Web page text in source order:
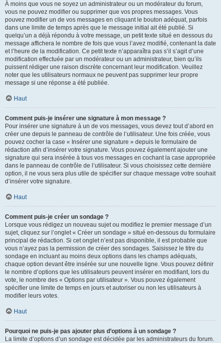
À moins que vous ne soyez un administrateur ou un modérateur du forum,
vous ne pouvez modifier ou supprimer que vos propres messages. Vous
pouvez modifier un de vos messages en cliquant le bouton adéquat, parfois
dans une limite de temps après que le message initial ait été publié. Si
quelqu’un a déjà répondu à votre message, un petit texte situé en dessous du
message affichera le nombre de fois que vous l’avez modifié, contenant la date
et l’heure de la modification. Ce petit texte n’apparaîtra pas s’il s’agit d’une
modification effectuée par un modérateur ou un administrateur, bien qu’ils
puissent rédiger une raison discrète concernant leur modification. Veuillez
noter que les utilisateurs normaux ne peuvent pas supprimer leur propre
message si une réponse a été publiée.
Haut
Comment puis-je insérer une signature à mon message ?
Pour insérer une signature à un de vos messages, vous devez tout d’abord en
créer une depuis le panneau de contrôle de l’utilisateur. Une fois créée, vous
pouvez cocher la case « Insérer une signature » depuis le formulaire de
rédaction afin d’insérer votre signature. Vous pouvez également ajouter une
signature qui sera insérée à tous vos messages en cochant la case appropriée
dans le panneau de contrôle de l’utilisateur. Si vous choisissez cette dernière
option, il ne vous sera plus utile de spécifier sur chaque message votre souhait
d’insérer votre signature.
Haut
Comment puis-je créer un sondage ?
Lorsque vous rédigez un nouveau sujet ou modifiez le premier message d’un
sujet, cliquez sur l’onglet « Créer un sondage » situé en-dessous du formulaire
principal de rédaction. Si cet onglet n’est pas disponible, il est probable que
vous n’ayez pas la permission de créer des sondages. Saisissez le titre du
sondage en incluant au moins deux options dans les champs adéquats,
chaque option devant être insérée sur une nouvelle ligne. Vous pouvez définir
le nombre d’options que les utilisateurs peuvent insérer en modifiant, lors du
vote, le nombre des « Options par utilisateur ». Vous pouvez également
spécifier une limite de temps en jours et autoriser ou non les utilisateurs à
modifier leurs votes.
Haut
Pourquoi ne puis-je pas ajouter plus d’options à un sondage ?
La limite d’options d’un sondage est décidée par les administrateurs du forum.